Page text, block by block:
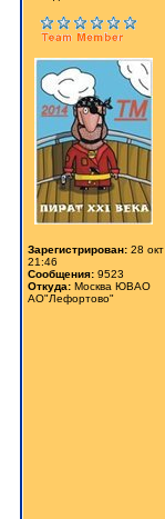
Зарегистрирован: 28
21:46
Сообщения: 9523
Откуда: Москва ЮВАО
АО"Лефортово"